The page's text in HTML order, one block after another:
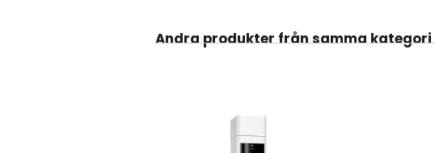
Andra produkter från samma kategori